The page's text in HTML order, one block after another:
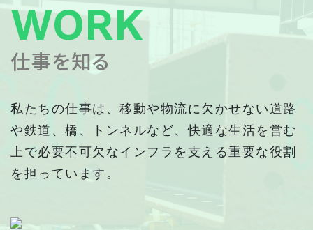
WORK
仕事を知る
私たちの仕事は、移動や物流に欠かせない道路
や鉄道、橋、トンネルなど、快適な生活を営む
上で必要不可欠なインフラを支える重要な役割
を担っています。